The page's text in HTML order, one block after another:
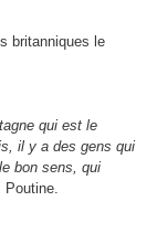
britanniques le
qui est le
il y a des gens qui
bon sens, qui
Poutine.